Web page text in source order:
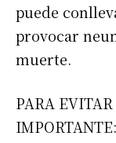
puede
provocar
muerte.
PARA
IMPORTANTE: